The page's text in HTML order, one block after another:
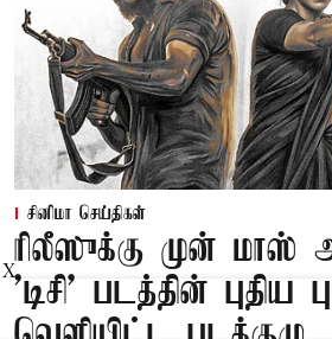
சினிமா செய்திகள்
ரிலீஸுக்கு முன் மாஸ்
'டிசி' படத்தின்
X